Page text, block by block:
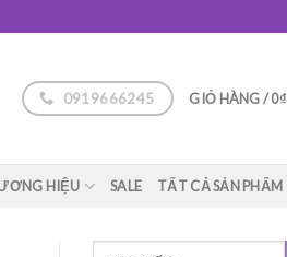
0919666245 GIỎ HÀNG /0₫
HIỆU SALE TẤT CẢ SẢN PHẨM